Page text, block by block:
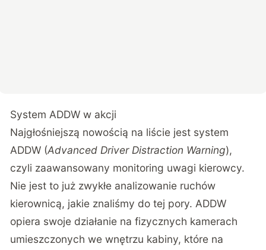
System ADDW w akcji
Najgłośniejszą nowością na liście jest system
ADDW (Advanced Driver Distraction Warning),
czyli zaawansowany monitoring uwagi kierowcy.
Nie jest to już zwykłe analizowanie ruchów
kierownicą, jakie znaliśmy do tej pory. ADDW
opiera swoje działanie na fizycznych kamerach
umieszczonych we wnętrzu kabiny, które na